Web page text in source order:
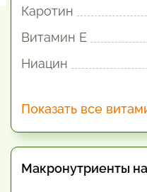
Каротин
Витамин E
Ниацин
Показать все
Макронутриенты на